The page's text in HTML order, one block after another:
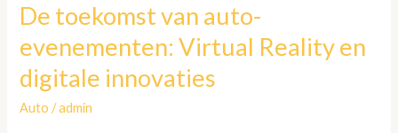
De toekomst van auto-
evenementen: Virtual Reality en
digitale innovaties
Auto /admin